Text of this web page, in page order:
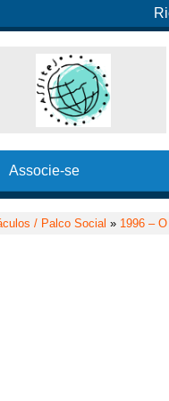
Associe-se
/ Palco Social » 1996 –